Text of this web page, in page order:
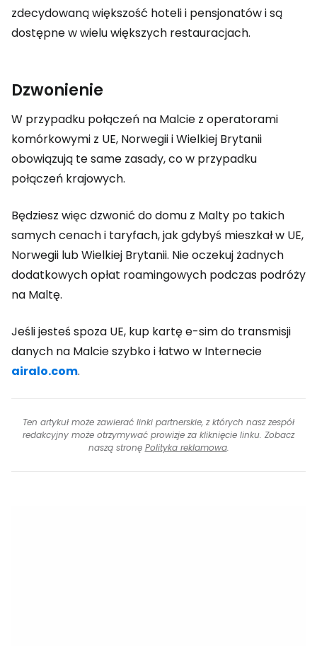
zdecydowaną większość hoteli i pensjonatów i są
dostępne w wielu większych restauracjach.
Dzwonienie
W przypadku połączeń na Malcie z operatorami
komórkowymi z UE, Norwegii i Wielkiej Brytanii
obowiązują te same zasady, co w przypadku
połączeń krajowych.
Będziesz więc dzwonić do domu z Malty po takich
samych cenach i taryfach, jak gdybyś mieszkał w UE,
Norwegii lub Wielkiej Brytanii. Nie oczekuj żadnych
dodatkowych opłat roamingowych podczas podróży
na Maltę.
Jeśli jesteś spoza UE, kup kartę e-sim do transmisji
danych na Malcie szybko i łatwo w Internecie
airalo.com.
Ten artykuł może zawierać linki partnerskie, z których nasz zespół
redakcyjny może otrzymywać prowizje za kliknięcie linku. Zobacz
naszą stronę Polityka reklamowa.